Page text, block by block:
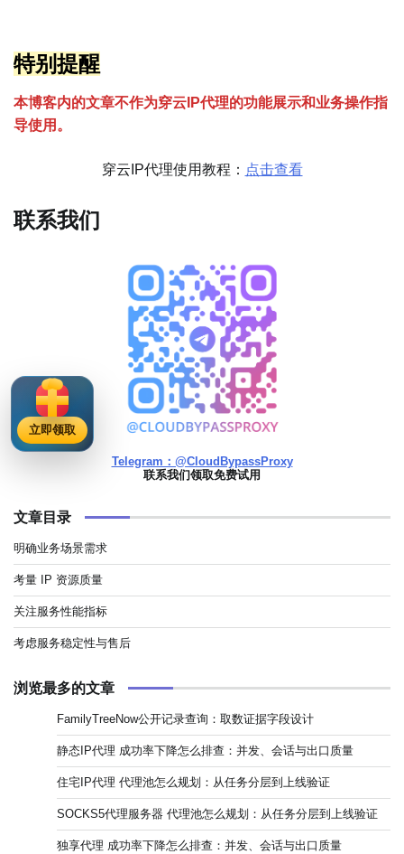
特别提醒
本博客内的文章不作为穿云 P代理的功能展示和业务操作指
导使用。
穿云IP代理使用教程： 点击查看
联系我们
Telegram：@CloudBypassProxy
联系我们领取免费试用
文章目录
明确业务场景需求
考量 IP 资源质量
关注服务性能指标
考虑服务稳定性与售后
浏览最多的文章
FamilyTreeNow公开记录查询：取数证据字段设计
静态IP代理 成功率下降怎么排查：并发、会话与出口质量
住宅IP代理 代理池怎么规划：从任务分层到上线验证
SOCKS5代理服务器 代理池怎么规划：从任务分层到上线验证
独享代理 成功率下降怎么排查：并发、会话与出口质量
立即领取